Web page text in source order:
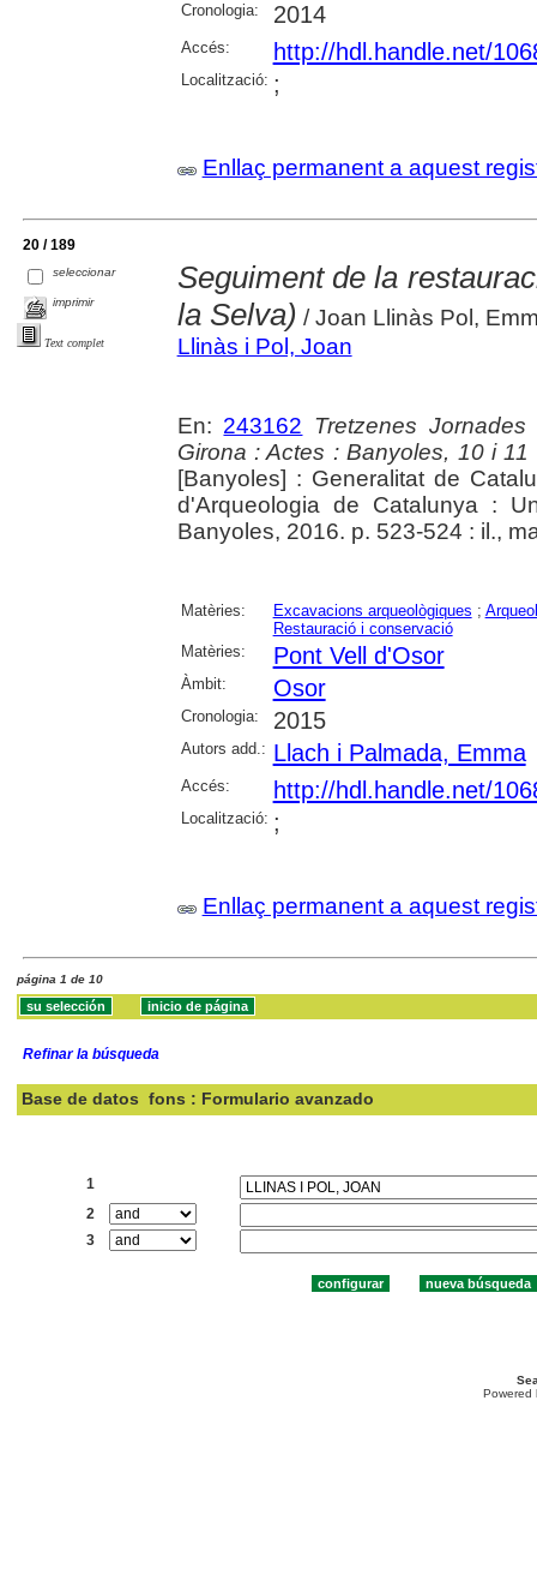
Cronologia: 2014
Accés: http://hdl.handle.net/
Localització: ;
Enllaç permanent a aquest
20 / 189
seleccionar
imprimir
Text complet
Seguiment de la
la Selva) / Joan Llinàs Pol,
Llinàs i Pol, Joan
En: 243162 Tretzenes
Girona : Actes : Banyoles, 10 i
[Banyoles] : Generalitat de
d'Arqueologia de Catalunya :
Banyoles, 2016. p. 523-524 : il.,
Matèries: Excavacions arqueològiques ;
Restauració i conservació
Matèries:
Pont Vell d'Osor
Àmbit: Osor
Cronologia: 2015
Autors add.: Llach i Palmada, Emma
Accés: http://hdl.handle.net/
Localització: ;
Enllaç permanent a aquest
página 1 de 10
Refinar la búsqueda
Base de datos fons : Formulario avanzado
1
2
3